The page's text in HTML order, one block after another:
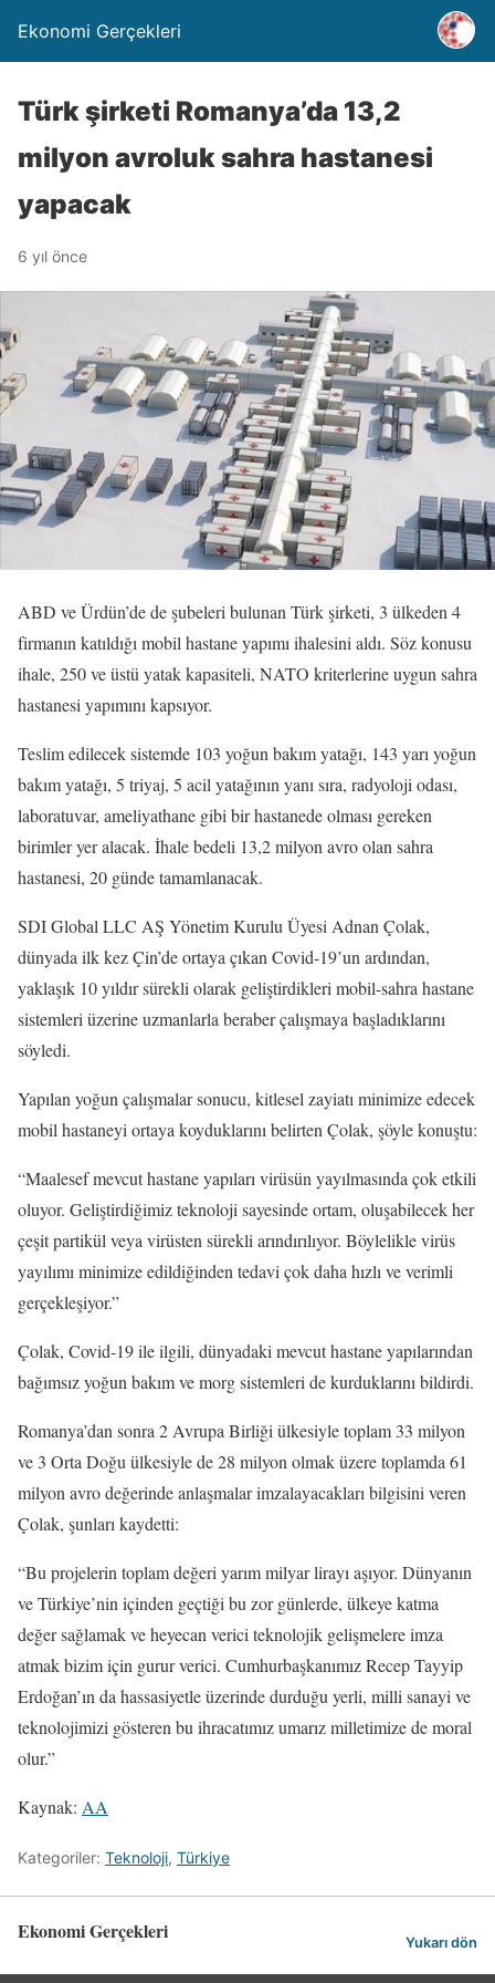
Ekonomi Gerçekleri
Türk şirketi Romanya’da 13,2
milyon avroluk sahra hastanesi
yapacak
6 yıl önce
ABD ve Ürdün’de de şubeleri bulunan Türk şirketi, 3 ülkeden 4
firmanın katıldığı mobil hastane yapımı ihalesini aldı. Söz konusu
ihale, 250 ve üstü yatak kapasiteli, NATO kriterlerine uygun sahra
hastanesi yapımını kapsıyor.
Teslim edilecek sistemde 103 yoğun bakım yatağı, 143 yarı yoğun
bakım yatağı, 5 triyaj, 5 acil yatağının yanı sıra, radyoloji odası,
laboratuvar, ameliyathane gibi bir hastanede olması gereken
birimler yer alacak. İhale bedeli 13,2 milyon avro olan sahra
hastanesi, 20 günde tamamlanacak.
SDI Global LLC AŞ Yönetim Kurulu Üyesi Adnan Çolak,
dünyada ilk kez Çin’de ortaya çıkan Covid-19’un ardından,
yaklaşık 10 yıldır sürekli olarak geliştirdikleri mobil-sahra hastane
sistemleri üzerine uzmanlarla beraber çalışmaya başladıklarını
söyledi.
Yapılan yoğun çalışmalar sonucu, kitlesel zayiatı minimize edecek
mobil hastaneyi ortaya koyduklarını belirten Çolak, şöyle konuştu:
“Maalesef mevcut hastane yapıları virüsün yayılmasında çok etkili
oluyor. Geliştirdiğimiz teknoloji sayesinde ortam, oluşabilecek her
çeşit partikül veya virüsten sürekli arındırılıyor. Böylelikle virüs
yayılımı minimize edildiğinden tedavi çok daha hızlı ve verimli
gerçekleşiyor.”
Çolak, Covid-19 ile ilgili, dünyadaki mevcut hastane yapılarından
bağımsız yoğun bakım ve morg sistemleri de kurduklarını bildirdi.
Romanya’dan sonra 2 Avrupa Birliği ülkesiyle toplam 33 milyon
ve 3 Orta Doğu ülkesiyle de 28 milyon olmak üzere toplamda 61
milyon avro değerinde anlaşmalar imzalayacakları bilgisini veren
Çolak, şunları kaydetti:
“Bu projelerin toplam değeri yarım milyar lirayı aşıyor. Dünyanın
ve Türkiye’nin içinden geçtiği bu zor günlerde, ülkeye katma
değer sağlamak ve heyecan verici teknolojik gelişmelere imza
atmak bizim için gurur verici. Cumhurbaşkanımız Recep Tayyip
Erdoğan’ın da hassasiyetle üzerinde durduğu yerli, milli sanayi ve
teknolojimizi gösteren bu ihracatımız umarız milletimize de moral
olur.”
Kaynak: AA
Kategoriler: Teknoloji, Türkiye
Ekonomi Gerçekleri Yukarı dön